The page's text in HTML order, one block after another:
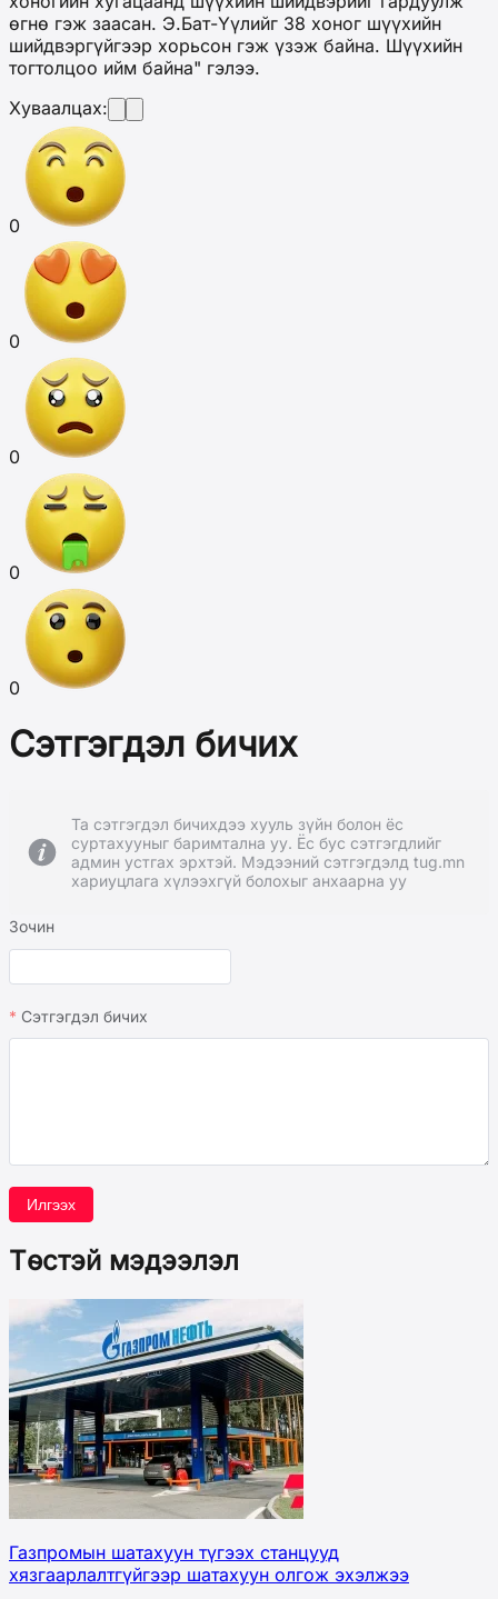
өгнө гэж заасан. Э.Бат-Үүлийг 38 хоног шүүхийн
шийдвэргүйгээр хорьсон гэж үзэж байна. Шүүхийн
тогтолцоо ийм байна" гэлээ.
Хуваалцах:
0
0
0
0
0
Сэтгэгдэл бичих
Та сэтгэгдэл бичихдээ хууль зүйн болон ёс
суртахууныг баримтална уу. Ёс бус сэтгэгдлийг
админ устгах эрхтэй. Мэдээний сэтгэгдэлд tug.mn
хариуцлага хүлээхгүй болохыг анхаарна уу
Зочин
Сэтгэгдэл бичих
Илгээх
Төстэй мэдээлэл
Газпромын шатахуун түгээх станцууд
хязгаарлалтгүйгээр шатахуун олгож эхэлжээ